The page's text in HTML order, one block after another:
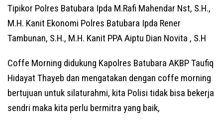
Tipikor Polres Batubara Ipda M.Rafi Mahendar Nst, S.H.,
M.H. Kanit Ekonomi Polres Batubara Ipda Rener
Tambunan, S.H., M.H. Kanit PPA Aiptu Dian Novita , S.H
Coffe Morning didukung Kapolres Batubara AKBP Taufiq
Hidayat Thayeb dan mengatakan dengan coffe morning
bertujuan untuk silaturahmi, kita Polisi tidak bisa bekerja
sendri maka kita perlu bermitra yang baik,